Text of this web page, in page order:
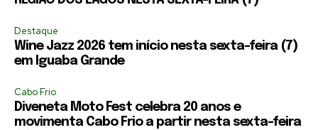
Destaque
Wine Jazz 2026 tem início nesta sexta-feira (7)
em Iguaba Grande
Cabo Frio
Diveneta Moto Fest celebra 20 anos e
movimenta Cabo Frio a partir nesta sexta-feira